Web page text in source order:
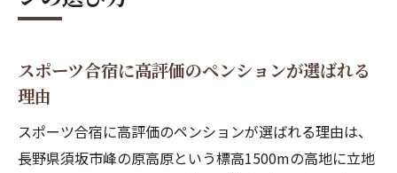
スポーツ合宿に高評価のペンションが選ばれる
理由
スポーツ合宿に高評価のペンションが選ばれる理由は、
長野県須坂市峰の原高原という標高1500mの高地に立地